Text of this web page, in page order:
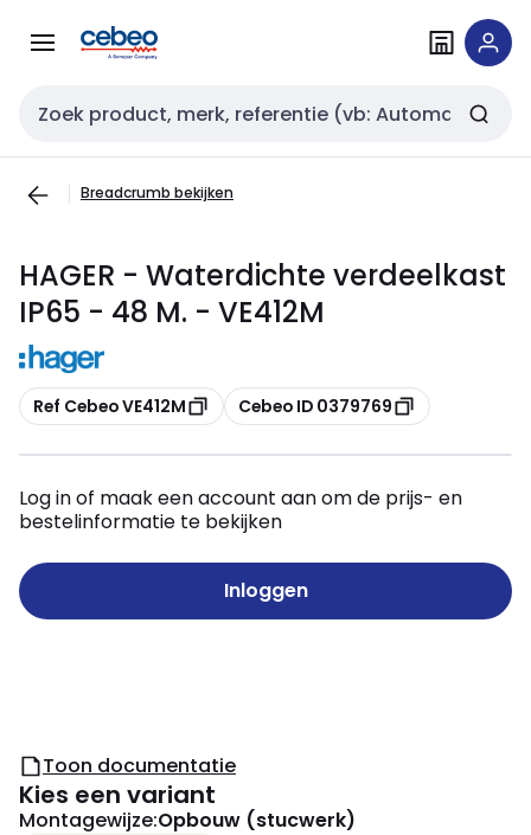
naar
naar
Zoekveld invoer
Breadcrumb bekijken
HAGER - Waterdichte verdeelkast
IP65 - 48 M. - VE412M
Kopiëren
Ref Cebeo VE412M Kopiëren
Cebeo ID 0379769
Log in of maak een account aan om de prijs- en
bestelinformatie te bekijken
Inloggen
Toon documentatie
Kies een variant
Montagewijze:Opbouw (stucwerk)